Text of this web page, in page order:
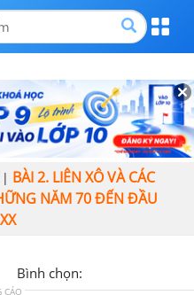
| BÀI 2. LIÊN XÔ VÀ CÁC
NĂM 70 ĐẾN ĐẦU
Bình chọn:
CÁO